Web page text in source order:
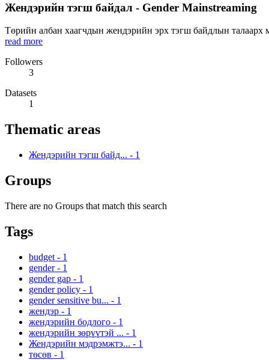
Жендэрийн тэгш байдал - Gender Mainstreaming
Төрийн албан хаагчдын жендэрийн эрх тэгш байдлын талаарх
read more
Followers
3
Datasets
1
Thematic areas
Жендэрийн тэгш байд... - 1
Groups
There are no Groups that match this search
Tags
budget - 1
gender - 1
gender gap - 1
gender policy - 1
gender sensitive bu... - 1
жендэр - 1
жендэрийн бодлого - 1
жендэрийн зөрүүтэй ... - 1
Жендэрийн мэдрэмжтэ... - 1
төсөв - 1